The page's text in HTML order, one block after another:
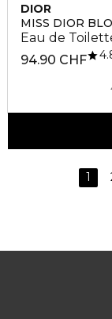
DIOR
MISS DIOR
Eau de
94.90 CHF
1